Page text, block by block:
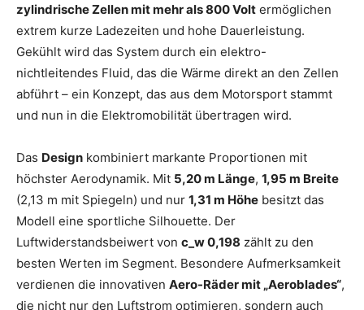
zylindrische Zellen mit mehr als 800 Volt ermöglichen
extrem kurze Ladezeiten und hohe Dauerleistung.
Gekühlt wird das System durch ein elektro-
nichtleitendes Fluid, das die Wärme direkt an den Zellen
abführt – ein Konzept, das aus dem Motorsport stammt
und nun in die Elektromobilität übertragen wird.
Das Design kombiniert markante Proportionen mit
höchster Aerodynamik. Mit 5,20 m Länge, 1,95 m Breite
(2,13 m mit Spiegeln) und nur 1,31 m Höhe besitzt das
Modell eine sportliche Silhouette. Der
Luftwiderstandsbeiwert von c_w 0,198 zählt zu den
besten Werten im Segment. Besondere Aufmerksamkeit
verdienen die innovativen Aero-Räder mit „Aeroblades“,
die nicht nur den Luftstrom optimieren, sondern auch